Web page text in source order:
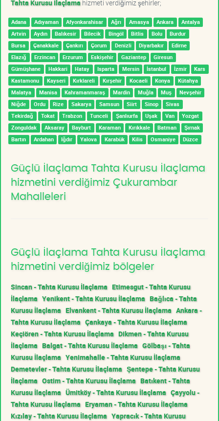
Tahta Kurusu İlaçlama hizmeti verdiğimiz şehirler;
Adana Adıyaman Afyonkarahisar Ağrı Amasya Ankara
Antalya
Artvin
Aydın Balıkesir Bilecik Bingöl Bitlis Bolu
Burdur
Bursa
Çanakkale Çankırı Çorum Denizli Diyarbakır
Edirne
Elazığ
Erzincan Erzurum Eskişehir Gaziantep
Giresun
Gümüşhane
Hakkari Hatay Isparta Mersin İstanbul İzmir
Kars
Kastamonu
Kayseri Kırklareli Kırşehir Kocaeli Konya
Kütahya
Malatya
Manisa Kahramanmaraş Mardin Muğla Muş
Nevşehir
Niğde
Ordu Rize Sakarya Samsun Siirt Sinop
Sivas
Tekirdağ
Tokat Trabzon Tunceli Şanlıurfa Uşak Van
Yozgat
Zonguldak
Aksaray Bayburt Karaman Kırıkkale Batman
Şırnak
Bartın
Ardahan Iğdır Yalova Karabük Kilis Osmaniye Düzce
Güçlü İlaçlama Tahta Kurusu İlaçlama
hizmetini verdiğimiz Çukurambar
Mahalleleri
Güçlü İlaçlama Tahta Kurusu İlaçlama
hizmetini verdiğimiz bölgeler
Sincan - Tahta Kurusu İlaçlama Etimesgut - Tahta Kurusu
İlaçlama Yenikent - Tahta Kurusu İlaçlama Bağlıca - Tahta
Kurusu İlaçlama Elvankent - Tahta Kurusu İlaçlama Ankara -
Tahta Kurusu İlaçlama Çankaya - Tahta Kurusu İlaçlama
Keçiören - Tahta Kurusu İlaçlama Dikmen - Tahta Kurusu
İlaçlama Balgat - Tahta Kurusu İlaçlama Gölbaşı - Tahta
Kurusu İlaçlama Yenimahalle - Tahta Kurusu İlaçlama
Demetevler - Tahta Kurusu İlaçlama Şentepe - Tahta Kurusu
İlaçlama Ostim - Tahta Kurusu İlaçlama Batıkent - Tahta
Kurusu İlaçlama Ümitköy - Tahta Kurusu İlaçlama Çayyolu -
Tahta Kurusu İlaçlama Eryaman - Tahta Kurusu İlaçlama
Kızılay - Tahta Kurusu İlaçlama Yapracık - Tahta Kurusu